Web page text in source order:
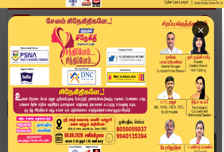
×
Home Topics
தமிழ்நாடு